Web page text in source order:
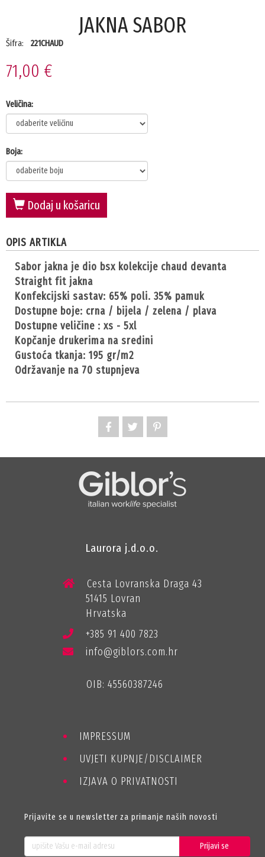
JAKNA SABOR
Šifra: 221CHAUD
71,00 €
Veličina:
Boja:
Dodaj u košaricu
OPIS ARTIKLA
sabor jakna je dio bsx kolekcije chaud devanta
straight fit jakna
konfekcijski sastav: 65% poli. 35% pamuk
dostupne boje: crna / bijela / zelena / plava
dostupne veličine : xs - 5xl
kopčanje drukerima na sredini
gustoća tkanja: 195 gr/m2
održavanje na 70 stupnjeva
Laurora j.d.o.o.
Cesta Lovranska Draga 43
51415 Lovran
Hrvatska
+385 91 400 7823
info@giblors.com.hr
OIB: 45560387246
IMPRESSUM
UVJETI KUPNJE/DISCLAIMER
IZJAVA O PRIVATNOSTI
Prijavite se u newsletter za primanje naših novosti
Prijavi se